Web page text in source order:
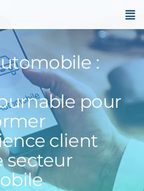
:
pour
client
secteur